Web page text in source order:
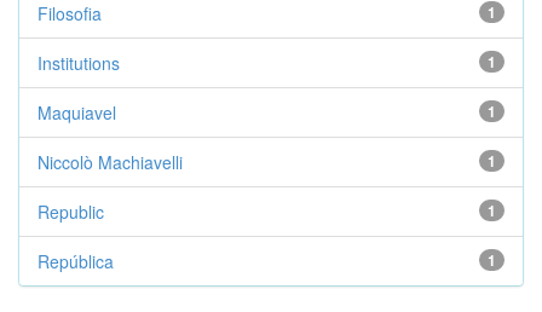
1
Filosofia
1
Institutions
1
Maquiavel
1
Niccolò Machiavelli
1
Republic
1
República